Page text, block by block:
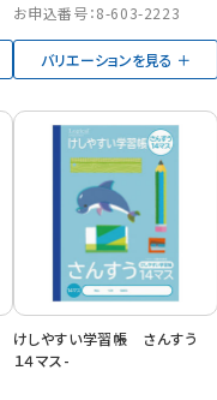
お申込番号：8-603-2223
バリエーションを見る
けしやすい学習帳 さんすう
１４マス-